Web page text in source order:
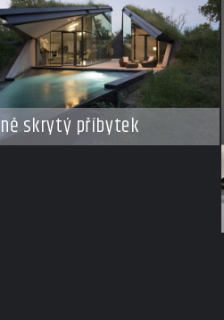
skrytý příbytek